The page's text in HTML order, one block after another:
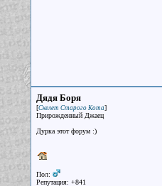
Дядя Боря
[Скелет Старого Кота]
Прирожденный Джаец
Дурка этот форум :)
Пол:
Репутация: +841